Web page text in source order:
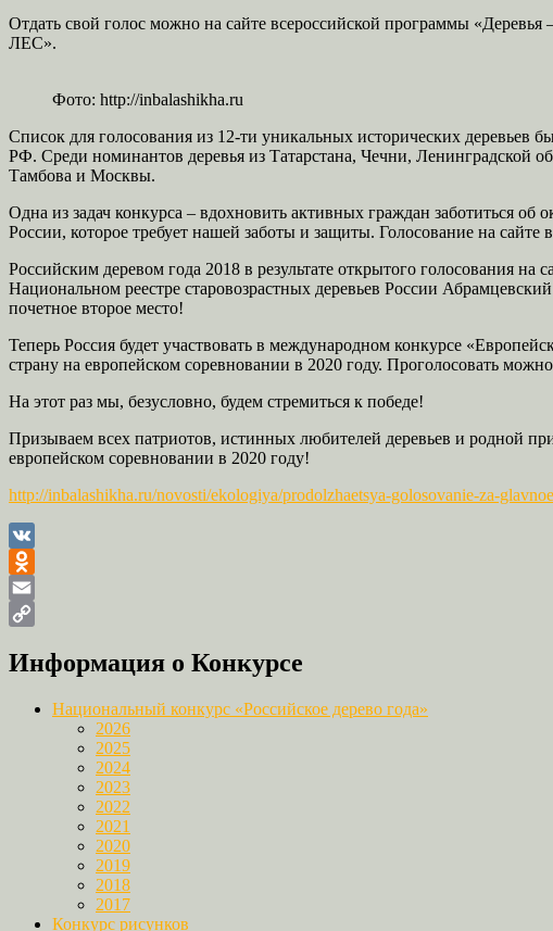
Отдать свой голос можно на сайте всероссийской программы
ЛЕС».
Фото: http://inbalashikha.ru
Список для голосования из 12-ти уникальных исторических деревьев
РФ. Среди номинантов деревья из Татарстана, Чечни, Ленинградской
Тамбова и Москвы.
Одна из задач конкурса – вдохновить активных граждан заботиться
России, которое требует нашей заботы и защиты. Голосование на сайте
Российским деревом года 2018 в результате открытого голосования
Национальном реестре старовозрастных деревьев России
почетное второе место!
Теперь Россия будет участвовать в международном конкурсе
страну на европейском соревновании в 2020 году. Проголосовать
На этот раз мы, безусловно, будем стремиться к победе!
Призываем всех патриотов, истинных любителей деревьев и родной
европейском соревновании в 2020 году!
http://inbalashikha.ru/novosti/ekologiya/prodolzhaetsya-golosovanie-za-
VK
Odnoklassniki
Email
Link
Информация о Конкурсе
Национальный конкурс «Российское дерево года»
2026
2025
2024
2023
2022
2021
2020
2019
2018
2017
Конкурс рисунков